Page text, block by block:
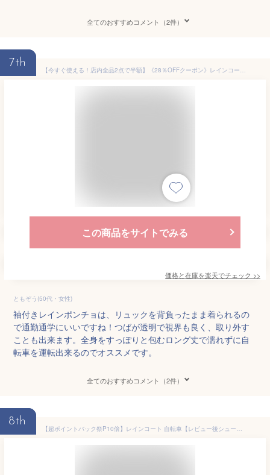
全てのおすすめコメント（2件）
7th
【今すぐ使える！店内全品2点で半額】《28％OFFクーポン》レインコート 自転車 レディース ロング 軽量 レインポンチョ 袖付き 防水 リュック対応 通学 通勤 雨具 カッパ EVA素材 フード付き 男女兼用 軽量 完全防水 おしゃれ
この商品をサイトでみる
価格と在庫を楽天でチェック >>
ともぞう(50代・女性)
袖付きレインポンチョは、リュックを背負ったまま着られるの
で通勤通学にいいですね！つばが透明で視界も良く、取り外す
ことも出来ます。全身をすっぽりと包むロング丈で濡れずに自
転車を運転出来るのでオススメです。
全てのおすすめコメント（2件）
8th
【超ポイントバック祭P10倍】レインコート 自転車【レビュー後シューズカバーあり】レインコート リュック レディース メンズ カッパ 自転車 通学 レインポンチョ かっぱ 自転車用 カッパ 自転車用レインコート バイク リュック対応 リュック raincoat11